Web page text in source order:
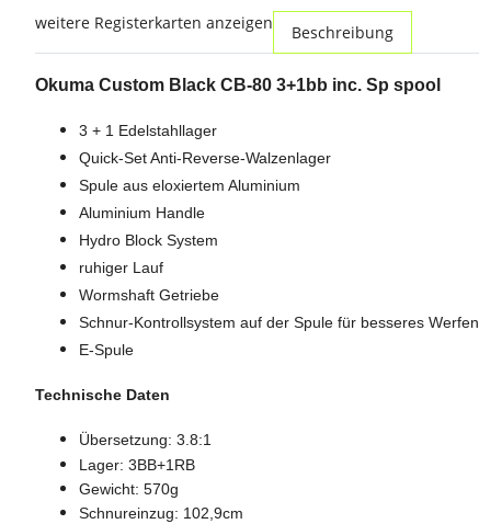
weitere Registerkarten anzeigen Beschreibung
Okuma Custom Black CB-80 3+1bb inc. Sp spool
3 + 1 Edelstahllager
Quick-Set Anti-Reverse-Walzenlager
Spule aus eloxiertem Aluminium
Aluminium Handle
Hydro Block System
ruhiger Lauf
Wormshaft Getriebe
Schnur-Kontrollsystem auf der Spule für besseres Werfen
E-Spule
Technische Daten
Übersetzung: 3.8:1
Lager: 3BB+1RB
Gewicht: 570g
Schnureinzug: 102,9cm